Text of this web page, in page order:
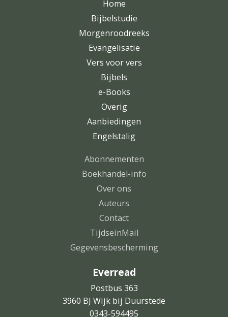
Home
Bijbelstudie
Morgenroodreeks
Evangelisatie
Vers voor vers
Bijbels
e-Books
Overig
Aanbiedingen
Engelstalig
Abonnementen
Boekhandel-info
Over ons
Auteurs
Contact
TijdseinMail
Gegevensbescherming
Everread
Postbus 363
3960 BJ Wijk bij Duurstede
0343-594495